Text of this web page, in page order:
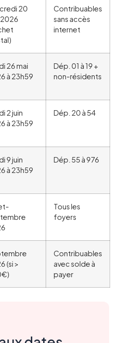
20
Contribuables
sans accès
internet
26 mai
à 23h59
Dép. 01 à 19 +
non-résidents
2 juin
à 23h59
Dép. 20 à 54
9 juin
à 23h59
Dép. 55 à 976
Tous les
foyers
(si >
Contribuables
avec solde à
payer